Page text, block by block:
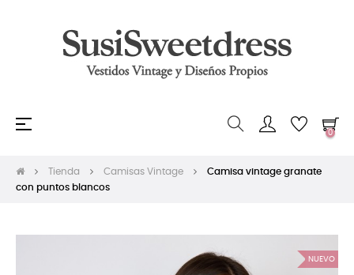
Navegación
☰
0
Tienda Camisas Vintage
Camisa vintage granate
con puntos blancos
NUEVO